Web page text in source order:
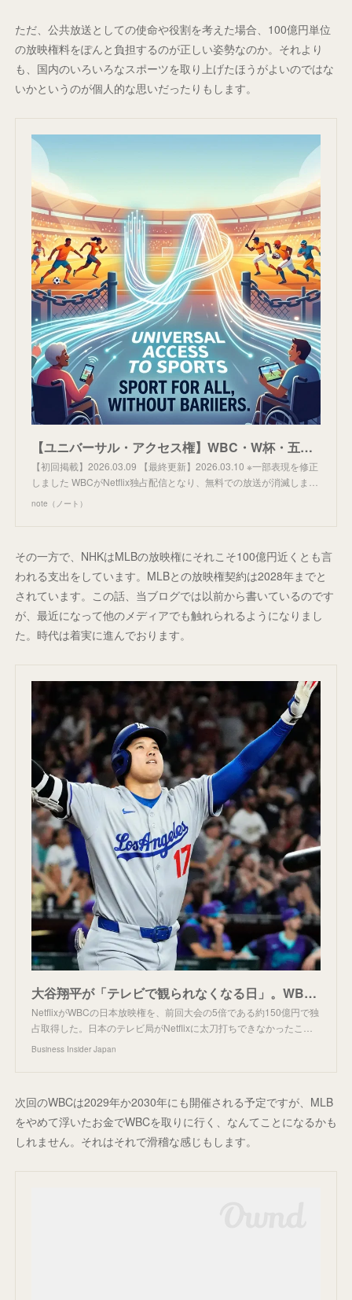
ただ、公共放送としての使命や役割を考えた場合、100億円単位
の放映権料をぽんと負担するのが正しい姿勢なのか。それより
も、国内のいろいろなスポーツを取り上げたほうがよいのではな
いかというのが個人的な思いだったりもします。
【ユニバーサル・アクセス権】WBC・W杯・五輪は無料で放送すべき？｜ふらわあ: スポーツ放映権の世界
【初回掲載】2026.03.09 【最終更新】2026.03.10 ※一部表現を修正
しました WBCがNetflix独占配信となり、無料での放送が消滅しま…
note（ノート）
その一方で、NHKはMLBの放映権にそれこそ100億円近くとも言
われる支出をしています。MLBとの放映権契約は2028年までと
されています。この話、当ブログでは以前から書いているのです
が、最近になって他のメディアでも触れられるようになりまし
た。時代は着実に進んでおります。
大谷翔平が「テレビで観られなくなる日」。WBCの独占放映権を150億円でとったNetflixと、払えなかったテレビ局 | Business Insider Japan
NetflixがWBCの日本放映権を、前回大会の5倍である約150億円で独
占取得した。日本のテレビ局がNetflixに太刀打ちできなかったこ…
Business Insider Japan
次回のWBCは2029年か2030年にも開催される予定ですが、MLB
をやめて浮いたお金でWBCを取りに行く、なんてことになるかも
しれません。それはそれで滑稽な感じもします。